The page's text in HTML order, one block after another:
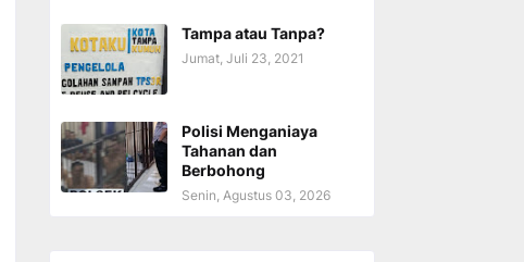
Tampa atau Tanpa?
Jumat, Juli 23, 2021
Polisi Menganiaya
Tahanan dan
Berbohong
Senin, Agustus 03, 2026